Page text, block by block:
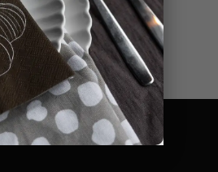
DAGARS ÖPPET KÖP